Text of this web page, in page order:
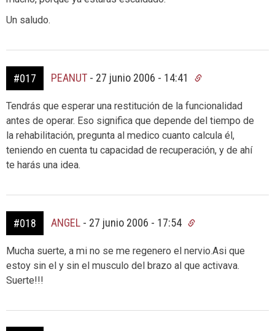
Un saludo.
#017 PEANUT - 27 junio 2006 - 14:41
Tendrás que esperar una restitución de la funcionalidad
antes de operar. Eso significa que depende del tiempo de
la rehabilitación, pregunta al medico cuanto calcula él,
teniendo en cuenta tu capacidad de recuperación, y de ahí
te harás una idea.
#018 ANGEL - 27 junio 2006 - 17:54
Mucha suerte, a mi no se me regenero el nervio.Asi que
estoy sin el y sin el musculo del brazo al que activava.
Suerte!!!